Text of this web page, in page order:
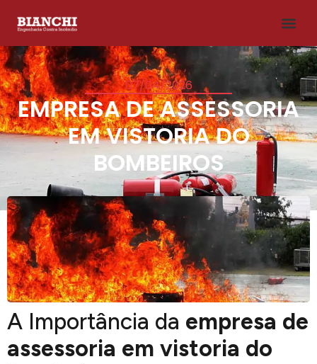
07/04/2026
EMPRESA DE ASSESSORIA
EM VISTORIA DO
BOMBEIROS
A Importância da empresa de
assessoria em vistoria do